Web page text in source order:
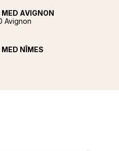
MED AVIGNON
Avignon
MED NÎMES